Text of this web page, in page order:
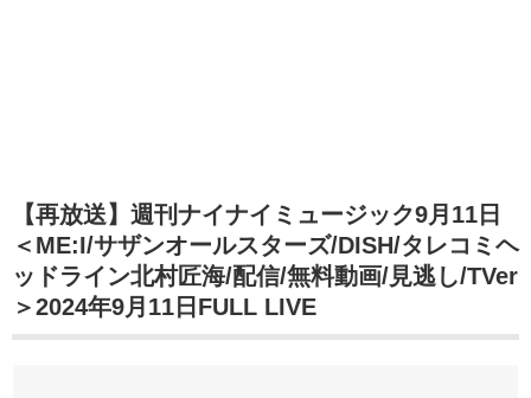
【再放送】週刊ナイナイミュージック9月11日
＜ME:I/サザンオールスターズ/DISH/タレコミヘ
ッドライン北村匠海/配信/無料動画/見逃し/TVer
＞2024年9月11日FULL LIVE